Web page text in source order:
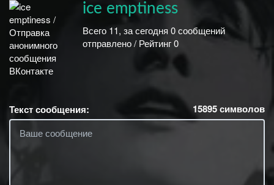
ice emptiness
Всего 11, за сегодня 0 сообщений
отправлено / Рейтинг 0
Текст сообщения: 15895символов